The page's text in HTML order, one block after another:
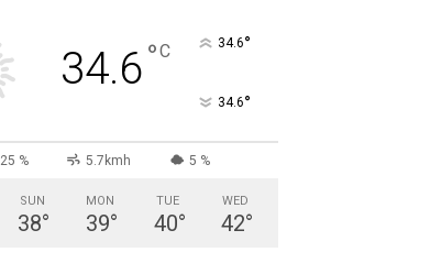
34.6°C 34.6°
34.6°
25 % 5.7kmh 5 %
SUN
38°
MON
39°
TUE
40°
WED
42°